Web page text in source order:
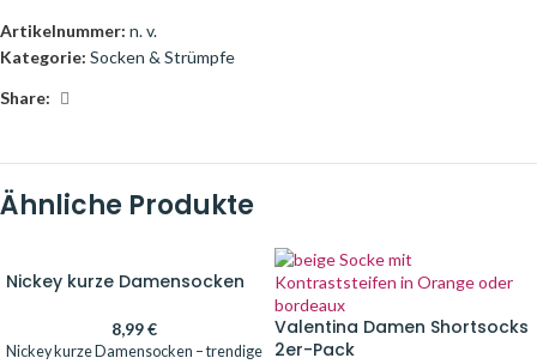
Artikelnummer: n. v.
Kategorie: Socken & Strümpfe
Share:
Ähnliche Produkte
Nickey kurze Damensocken
8,99€
Nickey kurze Damensocken – trendige
Valentina Damen Shortsocks
2er-Pack